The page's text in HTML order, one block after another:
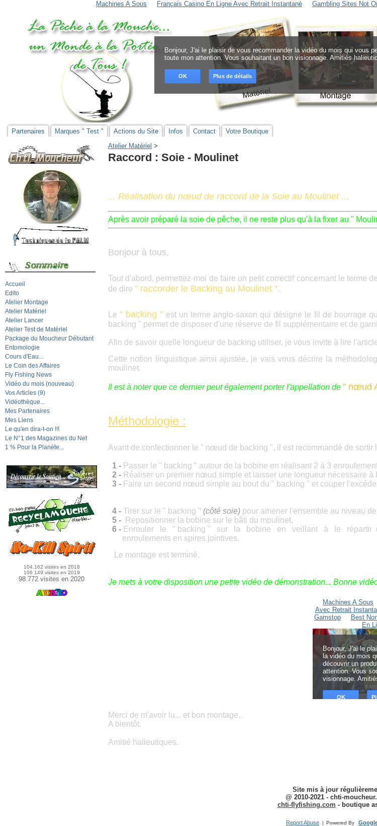
Bonjour, J'ai le plaisir de vous recommander la vidéo du mois qui vous
toute mon attention. Vous souhaitant un bon visionnage. Amitiés
OK Plus de détails
Machines A Sous Français Casino En Ligne Avec Retrait Instantané Gambling Sites Not
Partenaires Marques " Test " Actions du Site Infos Contact Votre Boutique
Accueil
Edito
Atelier Montage
Atelier Matériel
Atelier Lancer
Atelier Test de Matériel
Package du Moucheur Débutant
Entomologie
Cours d'Eau...
Le Coin des Affaires
Fly Fishing News
Vidéo du mois (nouveau)
Vos Articles (9)
Vidéothèque...
Mes Partenaires
Mes Liens
Le qu'en dira-t-on !!!
Le N°1 des Magazines du Net
1 % Pour la Planète...
104.162 visites en 2018
106 149 visites en 2019
98.772 visites en 2020
Atelier Matériel ‎ > ‎
Raccord : Soie - Moulinet
... Réalisation du nœud de raccord de la Soie au Moulinet ...
Après avoir préparé la soie de pêche, il ne reste plus qu'à la fixer au "
Bonjour à tous,
Tout d'abord, permettez-moi de faire un petit correctif concernant le terme de
de dire " raccorder le Backing au Moulinet ".
Le " backing " est un terme anglo-saxon qui désigne le fil de bourrage
backing " permet de disposer d'une réserve de fil supplémentaire et de
Afin de savoir quelle longueur de backing utiliser, je vous invite à lire
Cette notion linguistique ainsi ajustée, je vais vous décrire la
moulinet.
Il est à noter que ce dernier peut également porter l'appellation de " nœud
Méthodologie :
Avant de confectionner le " nœud de backing ", il est recommandé de sortir
1 - Passer le " backing " autour de la bobine en réalisant 2 à 3
2 - Réaliser un premier nœud simple et laisser une longueur nécessaire à
3 - Faire un second nœud simple au bout du " backing " et couper
4 - Tirer sur le " backing " (côté soie) pour amener l'ensemble au niveau
5 -
Repositionner la bobine sur le bâti du moulinet,
6 - Enrouler le " backing " sur la bobine en veillant à le répartir
enroulements en spires jointives,
Le montage est terminé.
Je mets à votre disposition une petite vidéo de démonstration... Bonne
Merci de m'avoir lu... et bon montage..
A bientôt.
Amitié halieutiques.
Site mis à jour
@ 2010-2021 - chti-
chti-flyfishing.com - boutique
Report Abuse | Powered By